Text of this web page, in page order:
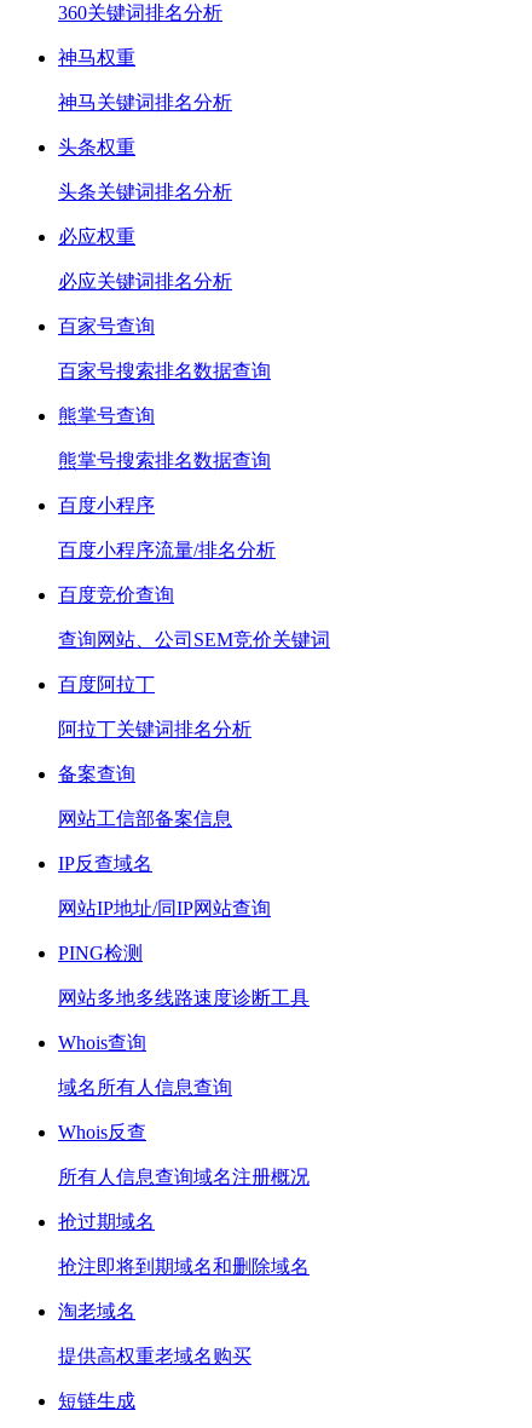
360关键词排名分析
神马权重
神马关键词排名分析
头条权重
头条关键词排名分析
必应权重
必应关键词排名分析
百家号查询
百家号搜索排名数据查询
熊掌号查询
熊掌号搜索排名数据查询
百度小程序
百度小程序流量/排名分析
百度竞价查询
查询网站、公司SEM竞价关键词
百度阿拉丁
阿拉丁关键词排名分析
备案查询
网站工信部备案信息
IP反查域名
网站IP地址/同IP网站查询
PING检测
网站多地多线路速度诊断工具
Whois查询
域名所有人信息查询
Whois反查
所有人信息查询域名注册概况
抢过期域名
抢注即将到期域名和删除域名
淘老域名
提供高权重老域名购买
短链生成